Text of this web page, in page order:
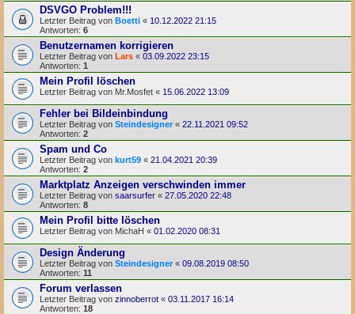
DSVGO Problem!!!
Letzter Beitrag von Boetti « 10.12.2022 21:15
Antworten: 6
Benutzernamen korrigieren
Letzter Beitrag von Lars « 03.09.2022 23:15
Antworten: 1
Mein Profil löschen
Letzter Beitrag von Mr.Mosfet « 15.06.2022 13:09
Fehler bei Bildeinbindung
Letzter Beitrag von Steindesigner « 22.11.2021 09:52
Antworten: 2
Spam und Co
Letzter Beitrag von kurt59 « 21.04.2021 20:39
Antworten: 2
Marktplatz Anzeigen verschwinden immer
Letzter Beitrag von saarsurfer « 27.05.2020 22:48
Antworten: 8
Mein Profil bitte löschen
Letzter Beitrag von MichaH « 01.02.2020 08:31
Design Änderung
Letzter Beitrag von Steindesigner « 09.08.2019 08:50
Antworten: 11
Forum verlassen
Letzter Beitrag von zinnoberrot « 03.11.2017 16:14
Antworten: 18